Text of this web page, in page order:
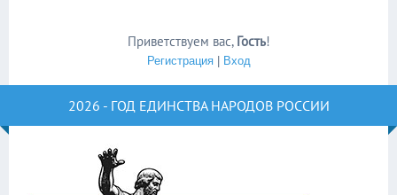
Приветствуем вас, Гость!
Регистрация| Вход
2026 - ГОД ЕДИНСТВА НАРОДОВ РОССИИ